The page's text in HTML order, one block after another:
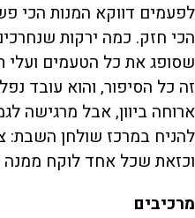
לפעמים דווקא המנות הכי
הכי חזק. כמה ירקות
שסופג את כל הטעמים ועלי
זה כל הסיפור, והוא עובד
ארוחה ביוון, אבל מרגישה
להניח במרכז שולחן השבת:
וכזאת שכל אחד לוקח ממנה
מרכיבים